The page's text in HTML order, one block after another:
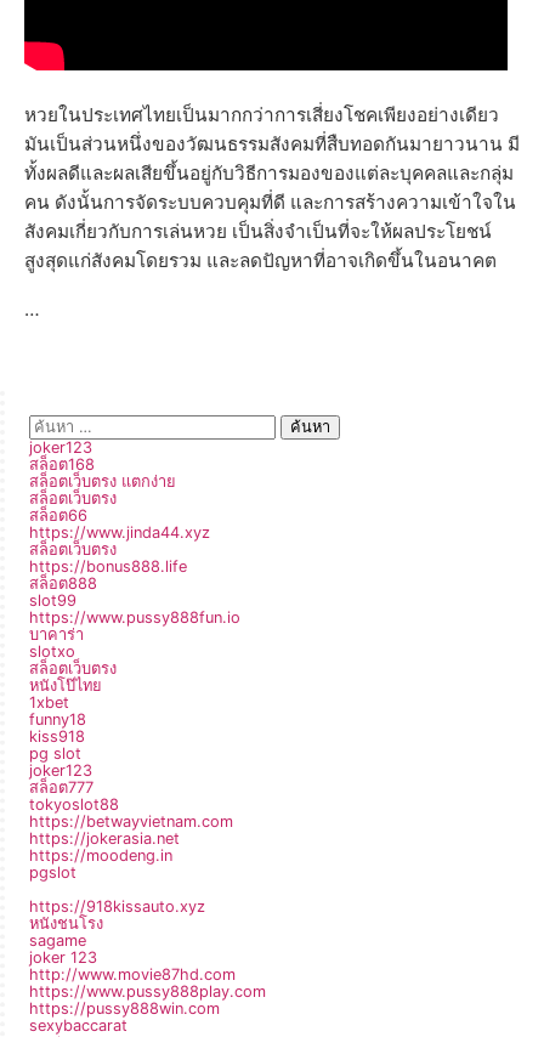
หวยในประเทศไทยเป็นมากกว่าการเสี่ยงโชคเพียงอย่างเดียว
มันเป็นส่วนหนึ่งของวัฒนธรรมสังคมที่สืบทอดกันมายาวนาน มี
ทั้งผลดีและผลเสียขึ้นอยู่กับวิธีการมองของแต่ละบุคคลและกลุ่ม
คน ดังนั้นการจัดระบบควบคุมที่ดี และการสร้างความเข้าใจใน
สังคมเกี่ยวกับการเล่นหวย เป็นสิ่งจำเป็นที่จะให้ผลประโยชน์
สูงสุดแก่สังคมโดยรวม และลดปัญหาที่อาจเกิดขึ้นในอนาคต
…
joker123
สล็อต168
สล็อตเว็บตรง แตกง่าย
สล็อตเว็บตรง
สล็อต66
https://www.jinda44.xyz
สล็อตเว็บตรง
https://bonus888.life
สล็อต888
slot99
https://www.pussy888fun.io
บาคาร่า
slotxo
สล็อตเว็บตรง
หนังโป๊ไทย
1xbet
funny18
kiss918
pg slot
joker123
สล็อต777
tokyoslot88
https://betwayvietnam.com
https://jokerasia.net
https://moodeng.in
pgslot
https://918kissauto.xyz
หนังชนโรง
sagame
joker 123
http://www.movie87hd.com
https://www.pussy888play.com
https://pussy888win.com
sexybaccarat